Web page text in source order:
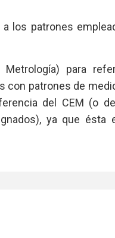
los patrones
para
con patrones de
del CEM (o
ya que ésta